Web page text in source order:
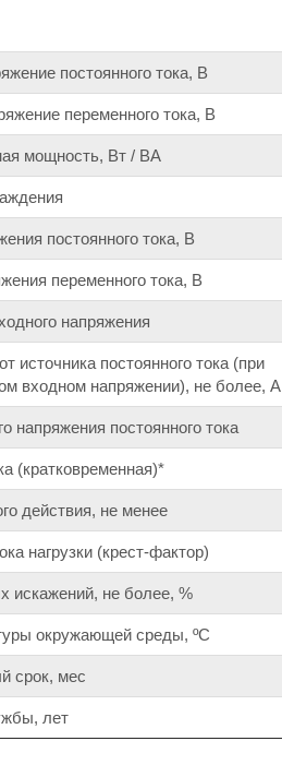
постоянного тока, В
переменного тока, В
мощность, Вт / ВА
постоянного тока, В
переменного тока, В
напряжения
источника постоянного тока (при
входном напряжении), не более, А
напряжения постоянного тока
(кратковременная)*
действия, не менее
нагрузки (крест-фактор)
искажений, не более, %
окружающей среды, ºС
срок, мес
лет